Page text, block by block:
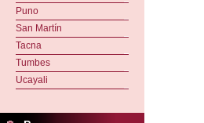
Puno
San Martín
Tacna
Tumbes
Ucayali